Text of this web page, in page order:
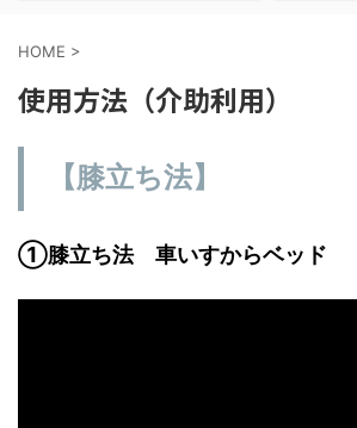
HOME >
使用方法（介助利用）
【膝立ち法】
①膝立ち法 車いすからベッド